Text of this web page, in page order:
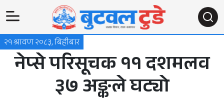
२१ श्रावण २०८३, बिहीबार
नेप्से परिसूचक ११ दशमलव
३७ अङ्कले घट्यो